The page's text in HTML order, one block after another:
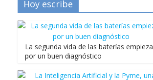
Hoy escribe
La segunda vida de las baterías empieza
por un buen diagnóstico